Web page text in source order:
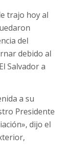
trajo hoy al
del
debido al
Salvador a
a su
Presidente
dijo el